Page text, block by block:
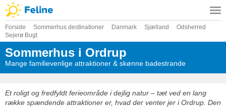
Forside Sommerhus destinationer Danmark Sjælland
Odsherred
Sejerø Bugt
Sommerhus i Ordrup
Mange familievenlige attraktioner & skønne badestrande
Et roligt og fredfyldt ferieområde i dejlig natur – tæt ved en lang
række spændende attraktioner er, hvad der venter jer i Ordrup. Den